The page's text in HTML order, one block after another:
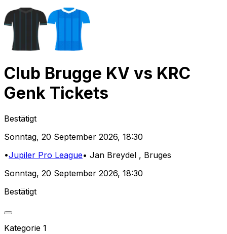
Club Brugge KV vs KRC
Genk Tickets
Bestätigt
Sonntag, 20 September 2026, 18:30
•Jupiler Pro League• Jan Breydel , Bruges
Sonntag, 20 September 2026, 18:30
Bestätigt
Kategorie 1